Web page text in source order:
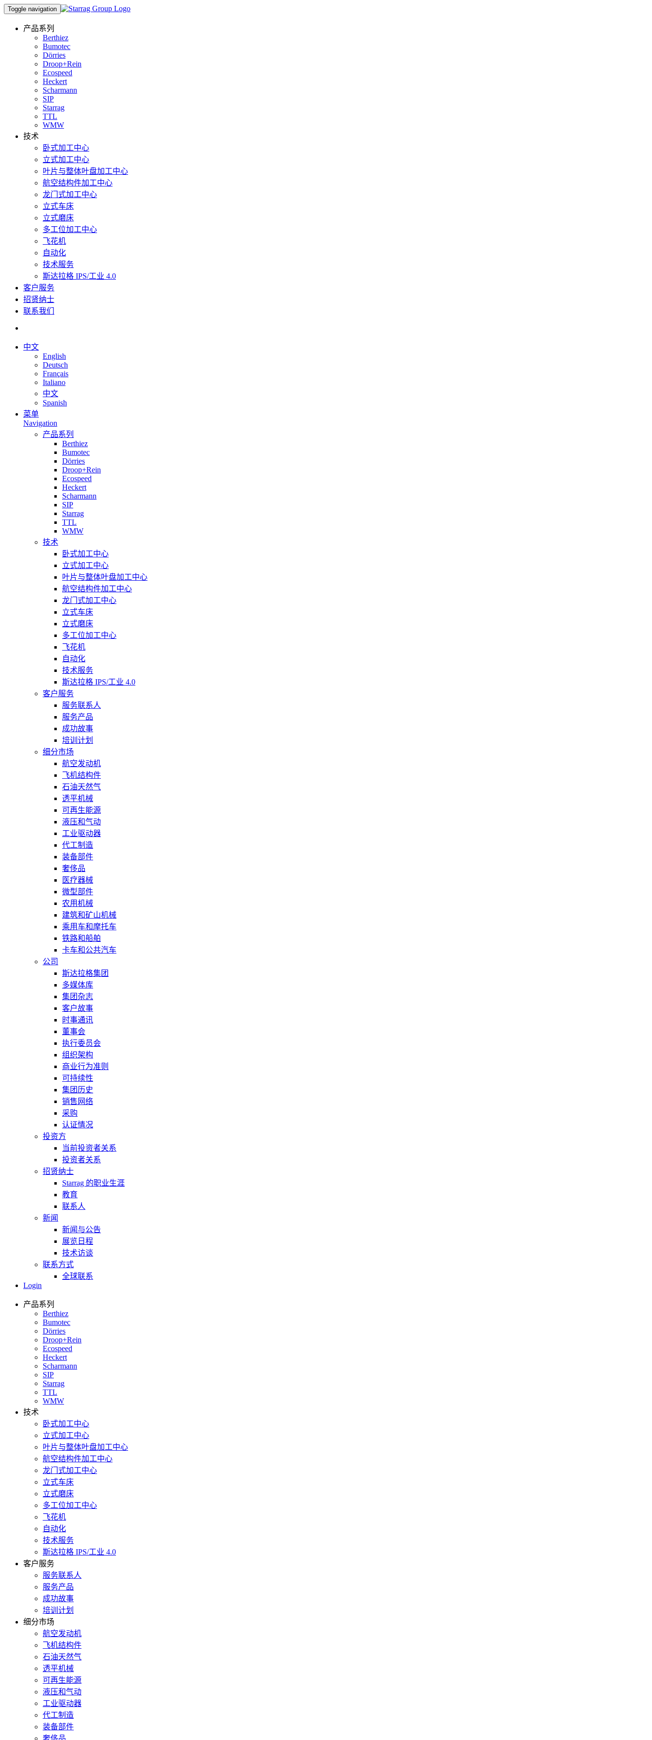
Toggle navigation
产品系列
Berthiez
Bumotec
Dörries
Droop+Rein
Ecospeed
Heckert
Scharmann
SIP
Starrag
TTL
WMW
技术
卧式加工中心
立式加工中心
叶片与整体叶盘加工中心
航空结构件加工中心
龙门式加工中心
立式车床
立式磨床
多工位加工中心
飞花机
自动化
技术服务
斯达拉格 IPS/工业 4.0
客户服务
招贤纳士
联系我们
中文
English
Deutsch
Français
Italiano
中文
Spanish
菜单
Navigation
产品系列
Berthiez
Bumotec
Dörries
Droop+Rein
Ecospeed
Heckert
Scharmann
SIP
Starrag
TTL
WMW
技术
卧式加工中心
立式加工中心
叶片与整体叶盘加工中心
航空结构件加工中心
龙门式加工中心
立式车床
立式磨床
多工位加工中心
飞花机
自动化
技术服务
斯达拉格 IPS/工业 4.0
客户服务
服务联系人
服务产品
成功故事
培训计划
细分市场
航空发动机
飞机结构件
石油天然气
透平机械
可再生能源
液压和气动
工业驱动器
代工制造
装备部件
奢侈品
医疗器械
微型部件
农用机械
建筑和矿山机械
乘用车和摩托车
铁路和船舶
卡车和公共汽车
公司
斯达拉格集团
多媒体库
集团杂志
客户故事
时事通讯
董事会
执行委员会
组织架构
商业行为准则
可持续性
集团历史
销售网络
采购
认证情况
投资方
当前投资者关系
投资者关系
招贤纳士
Starrag 的职业生涯
教育
联系人
新闻
新闻与公告
展览日程
技术访谈
联系方式
全球联系
Login
产品系列
Berthiez
Bumotec
Dörries
Droop+Rein
Ecospeed
Heckert
Scharmann
SIP
Starrag
TTL
WMW
技术
卧式加工中心
立式加工中心
叶片与整体叶盘加工中心
航空结构件加工中心
龙门式加工中心
立式车床
立式磨床
多工位加工中心
飞花机
自动化
技术服务
斯达拉格 IPS/工业 4.0
客户服务
服务联系人
服务产品
成功故事
培训计划
细分市场
航空发动机
飞机结构件
石油天然气
透平机械
可再生能源
液压和气动
工业驱动器
代工制造
装备部件
奢侈品